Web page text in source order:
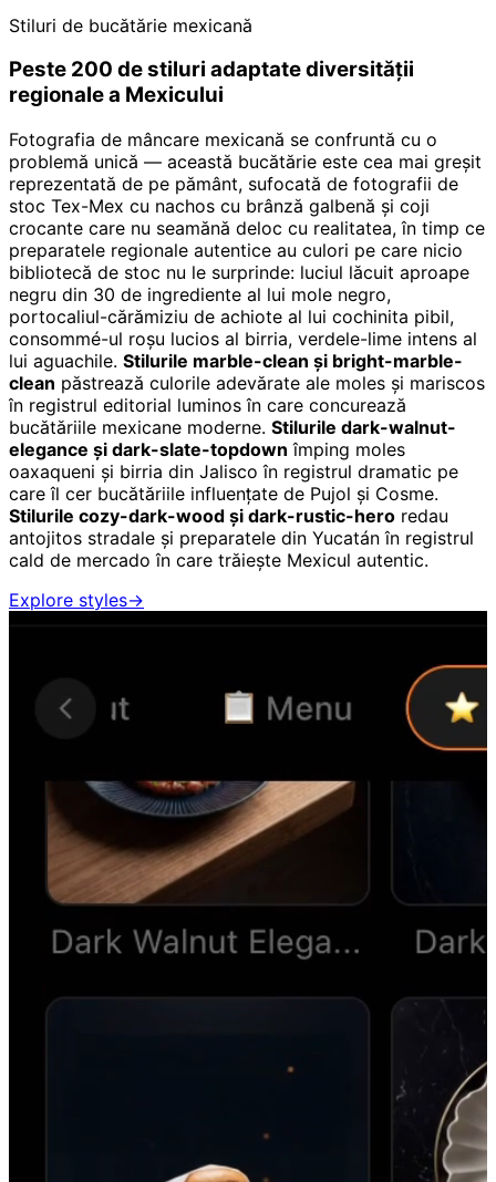
Stiluri de bucătărie mexicană
Peste 200 de stiluri adaptate diversității
regionale a Mexicului
Fotografia de mâncare mexicană se confruntă cu o
problemă unică — această bucătărie este cea mai greșit
reprezentată de pe pământ, sufocată de fotografii de
stoc Tex-Mex cu nachos cu brânză galbenă și coji
crocante care nu seamănă deloc cu realitatea, în timp ce
preparatele regionale autentice au culori pe care nicio
bibliotecă de stoc nu le surprinde: luciul lăcuit aproape
negru din 30 de ingrediente al lui mole negro,
portocaliul-cărămiziu de achiote al lui cochinita pibil,
consommé-ul roșu lucios al birria, verdele-lime intens al
lui aguachile. Stilurile marble-clean și bright-marble-
clean păstrează culorile adevărate ale moles și mariscos
în registrul editorial luminos în care concurează
bucătăriile mexicane moderne. Stilurile dark-walnut-
elegance și dark-slate-topdown împing moles
oaxaqueni și birria din Jalisco în registrul dramatic pe
care îl cer bucătăriile influențate de Pujol și Cosme.
Stilurile cozy-dark-wood și dark-rustic-hero redau
antojitos stradale și preparatele din Yucatán în registrul
cald de mercado în care trăiește Mexicul autentic.
Explore styles→